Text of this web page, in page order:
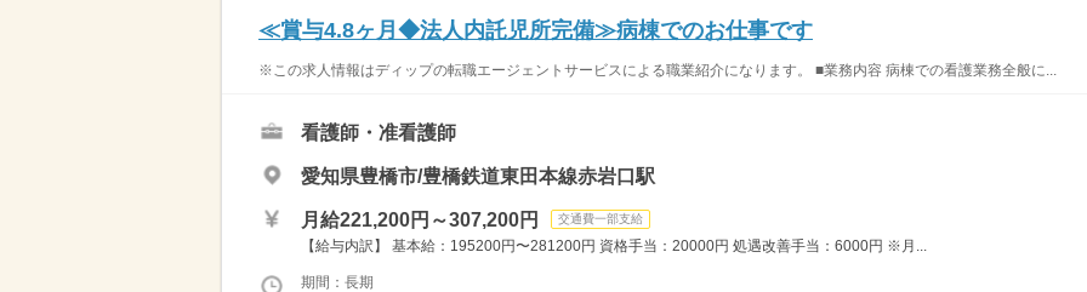
≪賞与4.8ヶ月◆法人内託児所完備≫病棟でのお仕事です
※この求人情報はディップの転職エージェントサービスによる職業紹介になります。 ■業務内容 病棟での看護業務全般に...
看護師・准看護師
愛知県豊橋市/豊橋鉄道東田本線赤岩口駅
月給221,200円～307,200円 交通費一部支給
【給与内訳】 基本給：195200円〜281200円 資格手当：20000円 処遇改善手当：6000円 ※月...
期間：長期